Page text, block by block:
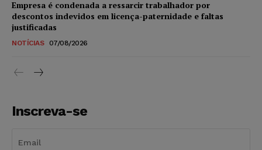
Empresa é condenada a ressarcir trabalhador por
descontos indevidos em licença-paternidade e faltas
justificadas
NOTÍCIAS 07/08/2026
Inscreva-se